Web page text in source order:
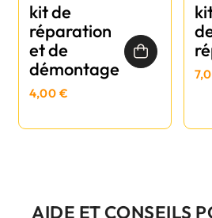
kit de
réparation
et de
démontage
4,00 €
AIDE ET CONSEILS